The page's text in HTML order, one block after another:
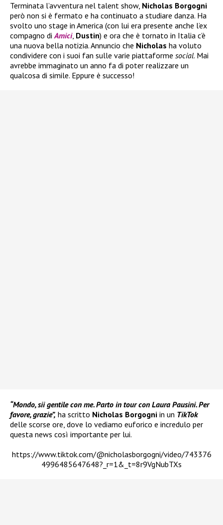
Terminata l’avventura nel talent show, Nicholas Borgogni
però non si è fermato e ha continuato a studiare danza. Ha
svolto uno stage in America (con lui era presente anche l’ex
compagno diAmici, Dustin) e ora che è tornato in Italia c’è
una nuova bella notizia. Annuncio che Nicholas ha voluto
condividere con i suoi fan sulle varie piattaforme social. Mai
avrebbe immaginato un anno fa di poter realizzare un
qualcosa di simile. Eppure è successo!
“Mondo, sii gentile con me. Parto in tour con Laura Pausini. Per
favore, grazie”, ha scritto Nicholas Borgogni in un TikTok
delle scorse ore, dove lo vediamo euforico e incredulo per
questa news così importante per lui.
https://www.tiktok.com/@nicholasborgogni/video/743376
4996485647648?_r=1&_t=8r9VgNubTXs